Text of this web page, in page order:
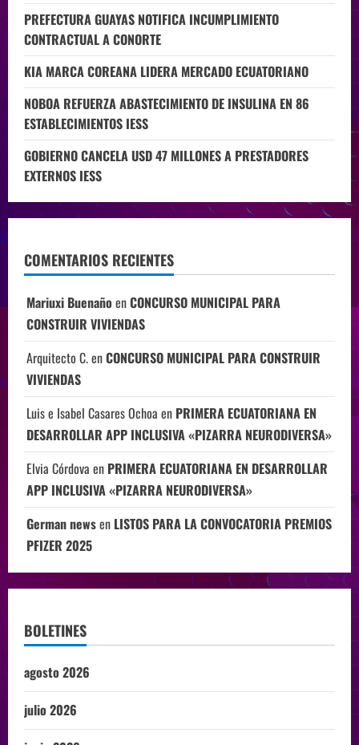
PREFECTURA GUAYAS NOTIFICA INCUMPLIMIENTO
CONTRACTUAL A CONORTE
KIA MARCA COREANA LIDERA MERCADO ECUATORIANO
NOBOA REFUERZA ABASTECIMIENTO DE INSULINA EN 86
ESTABLECIMIENTOS IESS
GOBIERNO CANCELA USD 47 MILLONES A PRESTADORES
EXTERNOS IESS
COMENTARIOS RECIENTES
Mariuxi Buenaño enCONCURSO MUNICIPAL PARA
CONSTRUIR VIVIENDAS
Arquitecto C.enCONCURSO MUNICIPAL PARA CONSTRUIR
VIVIENDAS
Luis e Isabel Casares Ochoa en PRIMERA ECUATORIANA EN
DESARROLLAR APP INCLUSIVA «PIZARRA NEURODIVERSA»
Elvia Córdova en PRIMERA ECUATORIANA EN DESARROLLAR
APP INCLUSIVA «PIZARRA NEURODIVERSA»
German newsen LISTOS PARA LA CONVOCATORIA PREMIOS
PFIZER 2025
BOLETINES
agosto 2026
julio 2026